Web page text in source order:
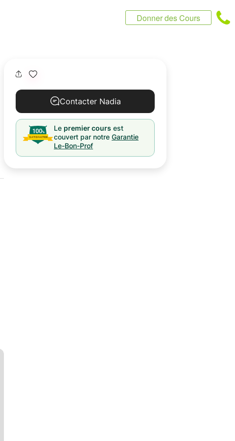
Donner des Cours
Contacter Nadia
Le premier cours est
couvert par notre Garantie
Le-Bon-Prof